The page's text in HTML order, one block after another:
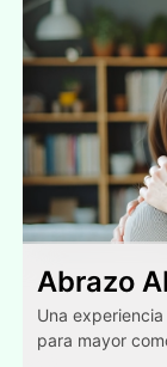
Abrazo AI
Una
para mayor